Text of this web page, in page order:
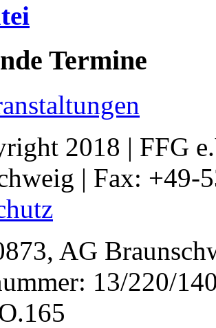
Termine
2018 | FFG
| Fax: +49-
AG
13/220/